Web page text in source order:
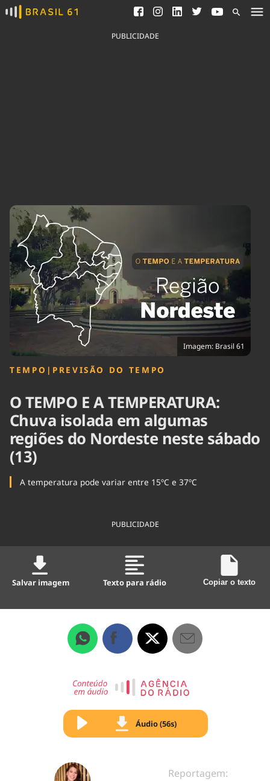
Ver todas as notícias
Saneamento
Indicadores
Agronegócios
Brasil
Brasil Mineral
Ciência &
Tecnologia
Cinema
Cultura
Economia
Educação
Infraestrutura
Internacional
Política
Saúde
Tempo
PUBLICIDADE
Imagem: Brasil 61
TEMPO | PREVISÃO DO TEMPO
O TEMPO E A TEMPERATURA:
Chuva isolada em algumas
regiões do Nordeste neste sábado
(13)
A temperatura pode variar entre 15ºC e 37ºC
PUBLICIDADE
Salvar imagem Texto para rádio Copiar o texto
Áudio (56s)
Reportagem: